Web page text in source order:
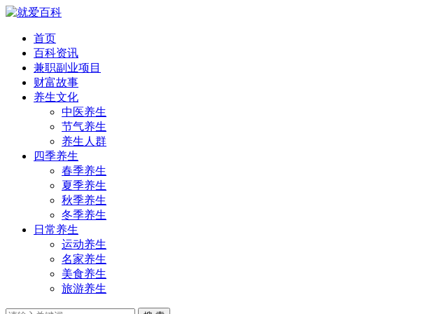
首页
百科资讯
兼职副业项目
财富故事
养生文化
中医养生
节气养生
养生人群
四季养生
春季养生
夏季养生
秋季养生
冬季养生
日常养生
运动养生
名家养生
美食养生
旅游养生